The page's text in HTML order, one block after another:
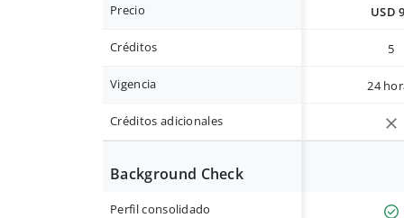
Precio USD
Créditos 5
Vigencia 24
Créditos adicionales
Background Check
Perfil consolidado